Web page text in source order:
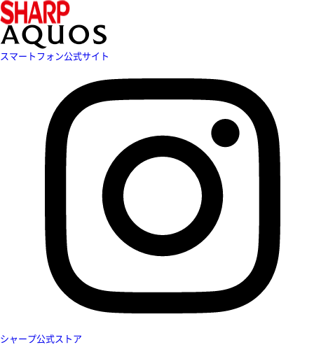
スマートフォン公式サイト
シャープ公式ストア